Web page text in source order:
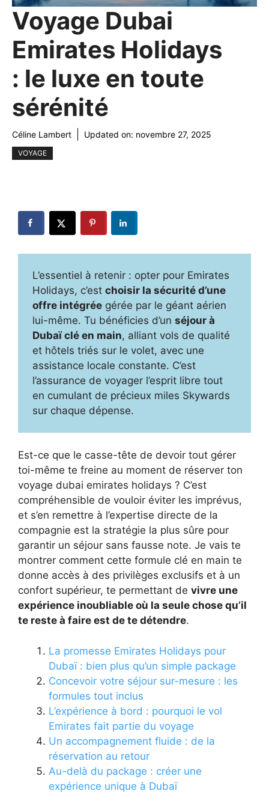
Voyage Dubai
Emirates Holidays
: le luxe en toute
sérénité
Céline Lambert Updated on: novembre 27, 2025
VOYAGE
L’essentiel à retenir : opter pour Emirates
Holidays, c’est choisir la sécurité d’une
offre intégrée gérée par le géant aérien
lui-même. Tu bénéficies d’un séjour à
Dubaï clé en main, alliant vols de qualité
et hôtels triés sur le volet, avec une
assistance locale constante. C’est
l’assurance de voyager l’esprit libre tout
en cumulant de précieux miles Skywards
sur chaque dépense.
Est-ce que le casse-tête de devoir tout gérer
toi-même te freine au moment de réserver ton
voyage dubai emirates holidays ? C’est
compréhensible de vouloir éviter les imprévus,
et s’en remettre à l’expertise directe de la
compagnie est la stratégie la plus sûre pour
garantir un séjour sans fausse note. Je vais te
montrer comment cette formule clé en main te
donne accès à des privilèges exclusifs et à un
confort supérieur, te permettant de vivre une
expérience inoubliable où la seule chose qu’il
te reste à faire est de te détendre.
La promesse Emirates Holidays pour
Dubaï : bien plus qu’un simple package
Concevoir votre séjour sur-mesure : les
formules tout inclus
L’expérience à bord : pourquoi le vol
Emirates fait partie du voyage
Un accompagnement fluide : de la
réservation au retour
Au-delà du package : créer une
expérience unique à Dubaï